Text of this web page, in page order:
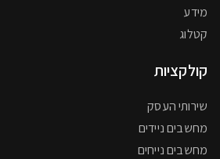
מידע
קטלוג
קולקציות
שירותי העסק
מחשבים ניידים
מחשבים נייחים